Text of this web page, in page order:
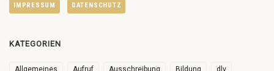
IMPRESSUM DATENSCHUTZ
KATEGORIEN
Allgemeines Aufruf Ausschreibung Bildung dlv